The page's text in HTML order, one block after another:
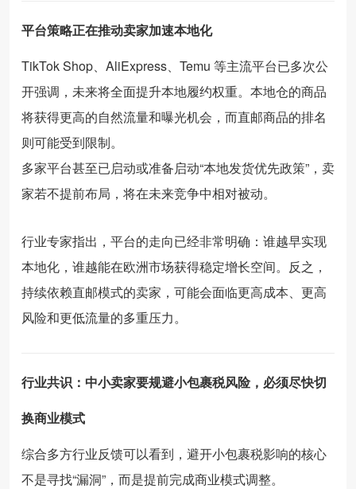
平台策略正在推动卖家加速本地化
TikTok Shop、AliExpress、Temu 等主流平台已多次公
开强调，未来将全面提升本地履约权重。本地仓的商品
将获得更高的自然流量和曝光机会，而直邮商品的排名
则可能受到限制。
多家平台甚至已启动或准备启动“本地发货优先政策”，卖
家若不提前布局，将在未来竞争中相对被动。
行业专家指出，平台的走向已经非常明确：谁越早实现
本地化，谁越能在欧洲市场获得稳定增长空间。反之，
持续依赖直邮模式的卖家，可能会面临更高成本、更高
风险和更低流量的多重压力。
行业共识：中小卖家要规避小包裹税风险，必须尽快切
换商业模式
综合多方行业反馈可以看到，避开小包裹税影响的核心
不是寻找“漏洞”，而是提前完成商业模式调整。